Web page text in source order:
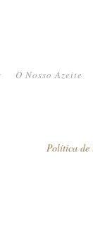
O Nosso Azeite
Política de